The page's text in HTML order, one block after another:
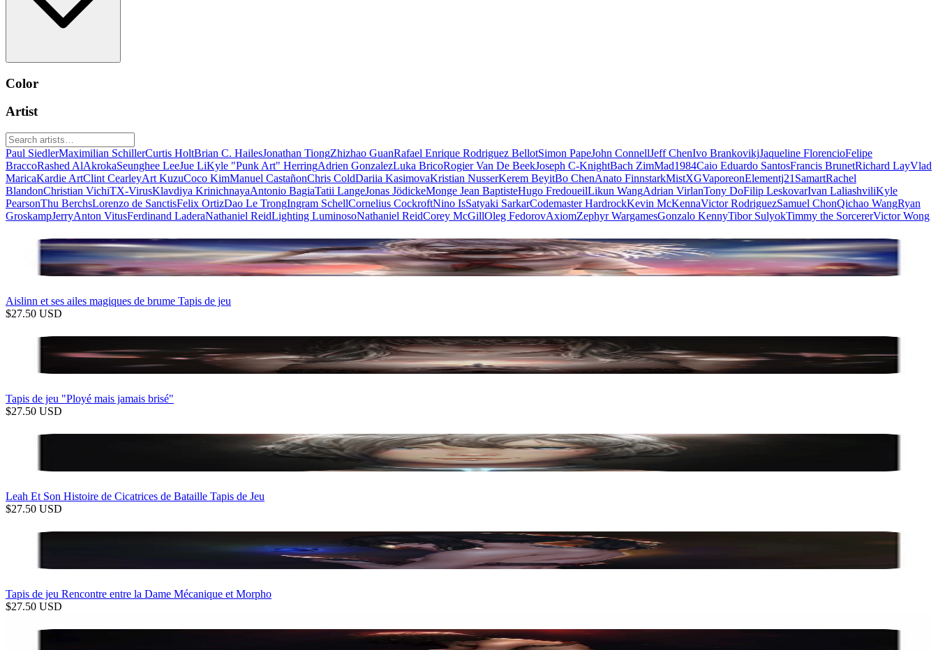
Color
Artist
Paul SiedlerMaximilian SchillerCurtis HoltBrian C. HailesJonathan TiongZhizhao GuanRafael Enrique Rodriguez BellotSimon PapeJohn ConnellJeff ChenIvo BrankovikjJaqueline FlorencioFelipe
BraccoRashed AlAkrokaSeunghee LeeJue LiKyle "Punk Art" HerringAdrien GonzalezLuka BricoRogier Van De BeekJoseph C-KnightBach ZimMad1984Caio Eduardo SantosFrancis BrunetRichard LayVlad
MaricaKardie ArtClint CearleyArt KuzuCoco KimManuel CastañonChris ColdDariia KasimovaKristian NusserKerem BeyitBo ChenAnato FinnstarkMistXGVaporeonElementj21 SamartRachel
BlandonChristian VichiTX-VirusKlavdiya KrinichnayaAntonio BagiaTatii LangeJonas JödickeMonge Jean BaptisteHugo FredoueilLikun WangAdrian VirlanTony DoFilip LeskovarIvan LaliashviliKyle
PearsonThu BerchsLorenzo de SanctisFelix OrtizDao Le TrongIngram SchellCornelius CockroftNino IsSatyaki SarkarCodemaster HardrockKevin McKennaVictor RodriguezSamuel ChonQichao WangRyan
GroskampJerryAnton VitusFerdinand LaderaNathaniel ReidLighting LuminosoNathaniel ReidCorey McGillOleg FedorovAxiomZephyr WargamesGonzalo KennyTibor SulyokTimmy the SorcererVictor Wong
Aislinn et ses ailes magiques de brume Tapis de jeu
$27.50 USD
Tapis de jeu "Ployé mais jamais brisé"
$27.50 USD
Leah Et Son Histoire de Cicatrices de Bataille Tapis de Jeu
$27.50 USD
Tapis de jeu Rencontre entre la Dame Mécanique et Morpho
$27.50 USD